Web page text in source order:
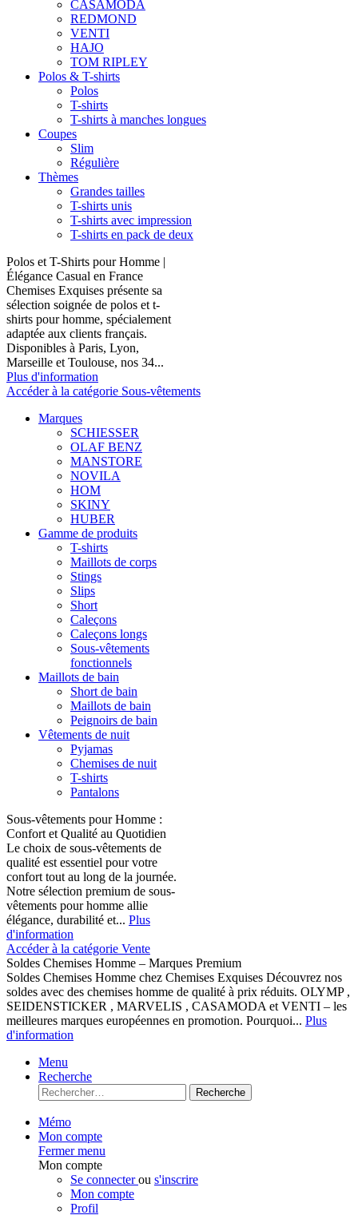
CASAMODA
REDMOND
VENTI
HAJO
TOM RIPLEY
Polos & T-shirts
Polos
T-shirts
T-shirts à manches longues
Coupes
Slim
Régulière
Thèmes
Grandes tailles
T-shirts unis
T-shirts avec impression
T-shirts en pack de deux
Polos et T-Shirts pour Homme |
Élégance Casual en France
Chemises Exquises présente sa
sélection soignée de polos et t-
shirts pour homme, spécialement
adaptée aux clients français.
Disponibles à Paris, Lyon,
Marseille et Toulouse, nos 34...
Plus d'information
Accéder à la catégorie Sous-vêtements
Marques
SCHIESSER
OLAF BENZ
MANSTORE
NOVILA
HOM
SKINY
HUBER
Gamme de produits
T-shirts
Maillots de corps
Stings
Slips
Short
Caleçons
Caleçons longs
Sous-vêtements
fonctionnels
Maillots de bain
Short de bain
Maillots de bain
Peignoirs de bain
Vêtements de nuit
Pyjamas
Chemises de nuit
T-shirts
Pantalons
Sous-vêtements pour Homme :
Confort et Qualité au Quotidien
Le choix de sous-vêtements de
qualité est essentiel pour votre
confort tout au long de la journée.
Notre sélection premium de sous-
vêtements pour homme allie
élégance, durabilité et... Plus
d'information
Accéder à la catégorie Vente
Soldes Chemises Homme – Marques Premium
Soldes Chemises Homme chez Chemises Exquises Découvrez nos
soldes avec des chemises homme de qualité à prix réduits. OLYMP ,
SEIDENSTICKER , MARVELIS , CASAMODA et VENTI – les
meilleures marques européennes en promotion. Pourquoi... Plus
d'information
Menu
Recherche
Recherche
Mémo
Mon compte
Fermer menu
Mon compte
Se connecterou s'inscrire
Mon compte
Profil